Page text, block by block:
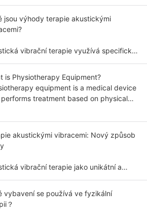
jsou výhody terapie akustickými
vibrační terapie využívá specifické
používána v různých
oborech.
is Physiotherapy Equipment?
equipment is a medical device
treatment based on physical
body functions in a non-invasive
akustickými vibracemi: Nový způsob
vibrační terapie jako unikátní a
vybavení se používá ve fyzikální
？